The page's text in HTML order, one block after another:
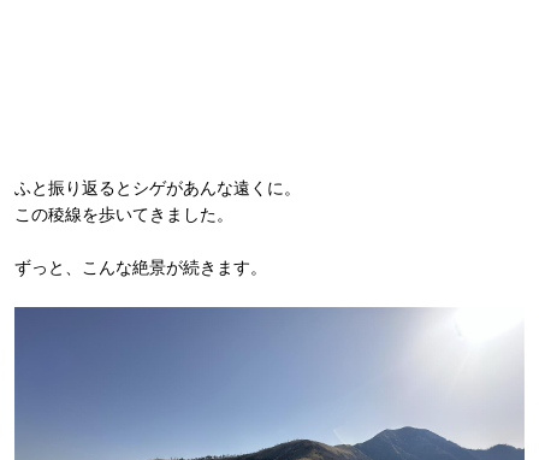
ふと振り返るとシゲがあんな遠くに。
この稜線を歩いてきました。
ずっと、こんな絶景が続きます。